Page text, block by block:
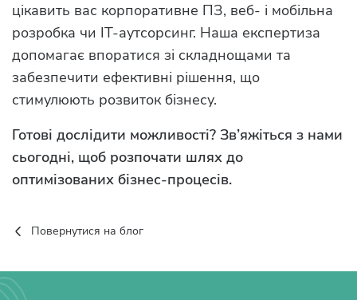
цікавить вас корпоративне ПЗ, веб- і мобільна
розробка чи IT-аутсорсинг. Наша експертиза
допомагає впоратися зі складнощами та
забезпечити ефективні рішення, що
стимулюють розвиток бізнесу.
Готові дослідити можливості? Зв’яжіться з нами
сьогодні, щоб розпочати шлях до
оптимізованих бізнес-процесів.
Повернутися на блог